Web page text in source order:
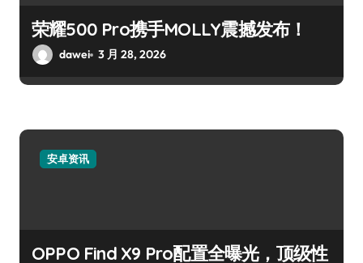
荣耀500 Pro携手MOLLY震撼发布！
dawei 3 月 28, 2026
安卓资讯
OPPO Find X9 Pro配置全曝光，顶级性